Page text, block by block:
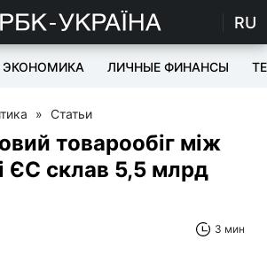
RU
ЭКОНОМИКА ЛИЧНЫЕ ФИНАНСЫ
» Статьи
товарообіг між
ЄС склав 5,5 млрд
3 мин